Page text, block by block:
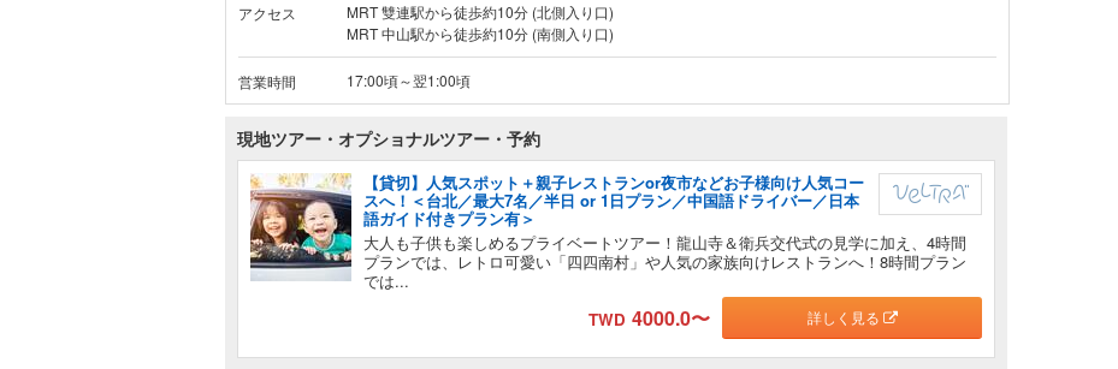
アクセス
MRT 雙連駅から徒歩約10分 (北側入り口)
MRT 中山駅から徒歩約10分 (南側入り口)
営業時間 17:00頃～翌1:00頃
現地ツアー・オプショナルツアー・予約
【貸切】人気スポット＋親子レストランor夜市などお子様向け人気コー
スへ！＜台北／最大7名／半日 or 1日プラン／中国語ドライバー／日本
語ガイド付きプラン有＞
大人も子供も楽しめるプライベートツアー！龍山寺＆衛兵交代式の見学に加え、4時間
プランでは、レトロ可愛い「四四南村」や人気の家族向けレストランへ！8時間プラン
では...
TWD 4000.0〜 詳しく見る